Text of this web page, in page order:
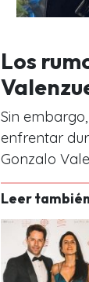
Los
Sin
enfrentar
Gonzalo
Leer